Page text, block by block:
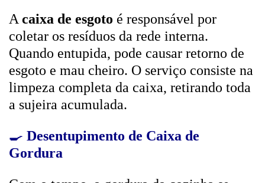
A caixa de esgoto é responsável por
coletar os resíduos da rede interna.
Quando entupida, pode causar retorno de
esgoto e mau cheiro. O serviço consiste na
limpeza completa da caixa, retirando toda
a sujeira acumulada.
🍳 Desentupimento de Caixa de
Gordura